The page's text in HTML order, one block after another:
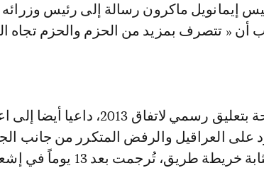
إيمانويل ماكرون رسالة إلى رئيس وزرائه
أن « تتصرف بمزيد من الحزم والحزم تجاه
وطالب ماكرون صراحة بتعليق رسمي لاتفاق 2013، داعيا
على العراقيل والرفض المتكرر من جانب
شكّل هذا الخطاب بمثابة خريطة طريق،